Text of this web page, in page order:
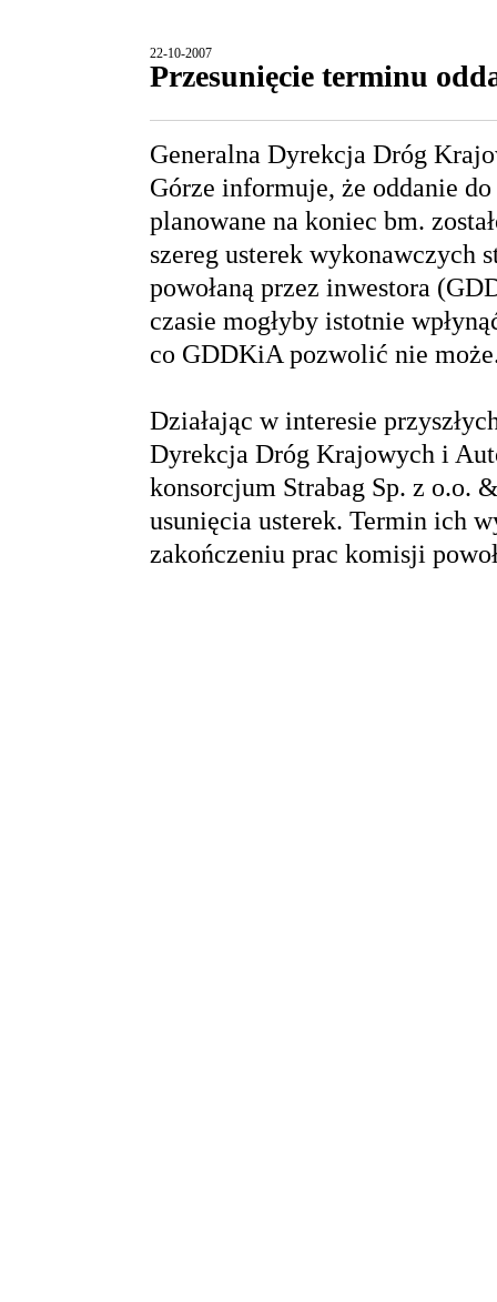
22-10-2007
Przesunięcie terminu
Generalna Dyrekcja Dróg
Górze informuje, że oddanie
planowane na koniec bm.
szereg usterek wykonawczych
powołaną przez inwestora
czasie mogłyby istotnie
co GDDKiA pozwolić nie
Działając w interesie
Dyrekcja Dróg Krajowych i
konsorcjum Strabag Sp. z o.o.
usunięcia usterek. Termin ich
zakończeniu prac komisji